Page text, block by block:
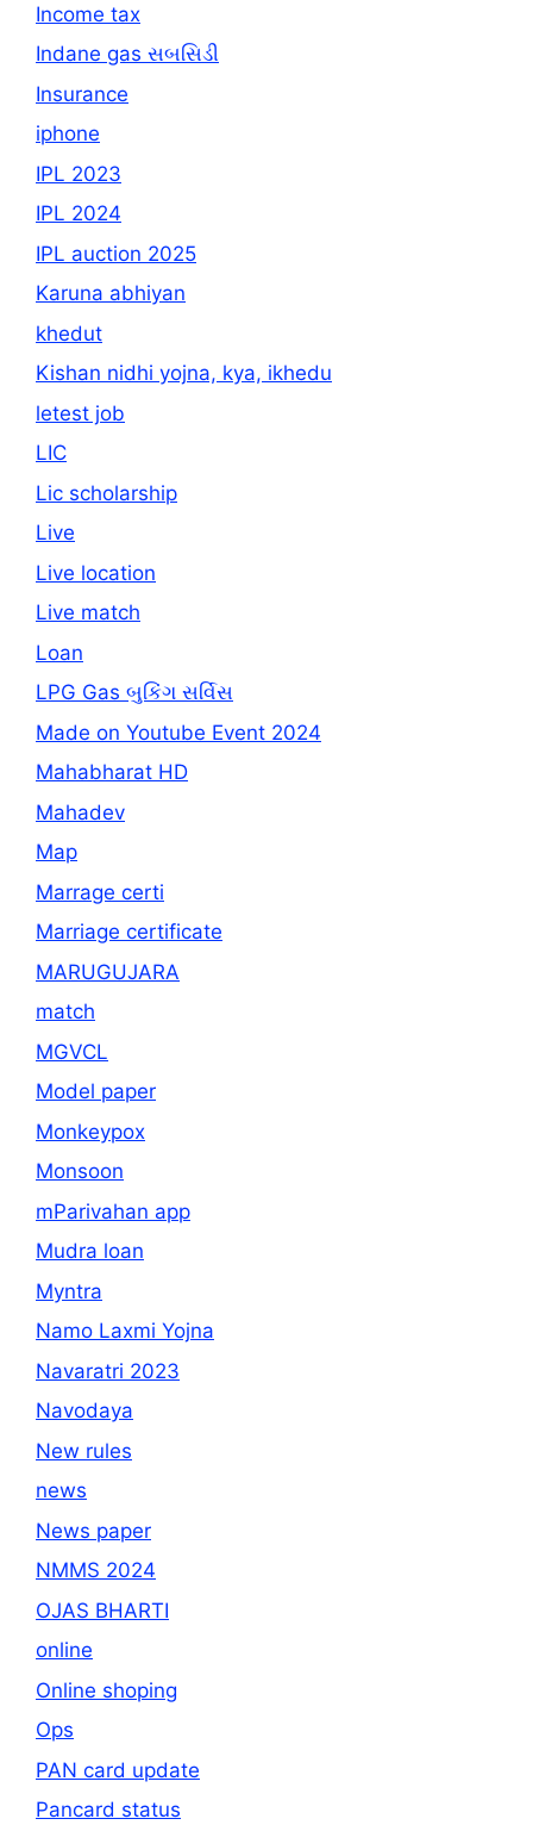
Income tax
Indane gas સબસિડી
Insurance
iphone
IPL 2023
IPL 2024
IPL auction 2025
Karuna abhiyan
khedut
Kishan nidhi yojna, kya, ikhedu
letest job
LIC
Lic scholarship
Live
Live location
Live match
Loan
LPG Gas બુકિંગ સર્વિસ
Made on Youtube Event 2024
Mahabharat HD
Mahadev
Map
Marrage certi
Marriage certificate
MARUGUJARA
match
MGVCL
Model paper
Monkeypox
Monsoon
mParivahan app
Mudra loan
Myntra
Namo Laxmi Yojna
Navaratri 2023
Navodaya
New rules
news
News paper
NMMS 2024
OJAS BHARTI
online
Online shoping
Ops
PAN card update
Pancard status